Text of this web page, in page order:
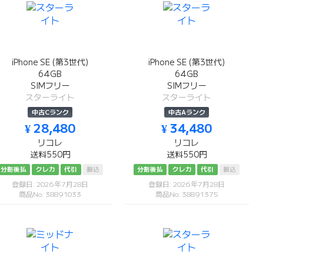
iPhone SE (第3世代)
64GB
SIMフリー
スターライト
中古Cランク
¥ 28,480
リコレ
送料550円
分割後払 クレカ 代引 振込
登録日: 2026年7月28日
商品No: 38891033
iPhone SE (第3世代)
64GB
SIMフリー
スターライト
中古Aランク
¥ 34,480
リコレ
送料550円
分割後払 クレカ 代引 振込
登録日: 2026年7月28日
商品No: 38891375